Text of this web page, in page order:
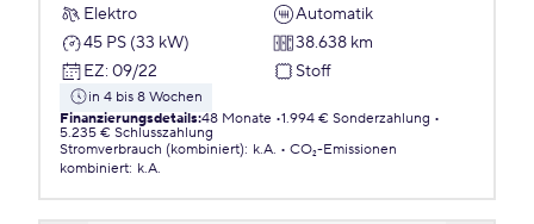
Elektro
Automatik
45 PS (33 kW)
38.638 km
EZ: 09/22 Stoff
in 4 bis 8 Wochen
Finanzierungsdetails:48 Monate 1.994 € Sonderzahlung
5.235 € Schlusszahlung
Stromverbrauch (kombiniert): k.A.
CO₂-Emissionen
kombiniert: k.A.